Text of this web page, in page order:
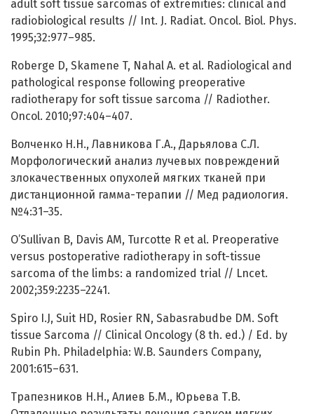
adult soft tissue sarcomas of extremities: clinical and
radiobiological results // Int. J. Radiat. Oncol. Biol. Phys.
1995;32:977–985.
Roberge D, Skamene T, Nahal A. et al. Radiological and
pathological response following preoperative
radiotherapy for soft tissue sarcoma // Radiother.
Oncol. 2010;97:404–407.
Волченко Н.Н., Лавникова Г.А., Дарьялова С.Л.
Морфологический анализ лучевых повреждений
злокачественных опухолей мягких тканей при
дистанционной гамма-терапии // Мед радиология.
№4:31–35.
O’Sullivan B, Davis AМ, Turcotte R et al. Preoperative
versus postoperative radiotherapy in soft-tissue
sarcoma of the limbs: a randomized trial // Lncet.
2002;359:2235–2241.
Spiro I.J, Suit HD, Rosier RN, Sabasrabudbe DM. Soft
tissue Sarcoma // Clinical Oncology (8 th. ed.) / Ed. by
Rubin Ph. Philadelphia: W.B. Saunders Company,
2001:615–631.
Трапезников Н.Н., Алиев Б.М., Юрьева Т.В.